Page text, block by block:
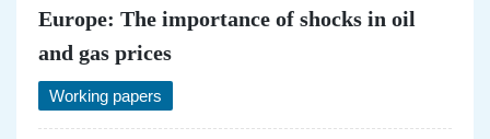
Europe: The importance of shocks in oil
and gas prices
Working papers